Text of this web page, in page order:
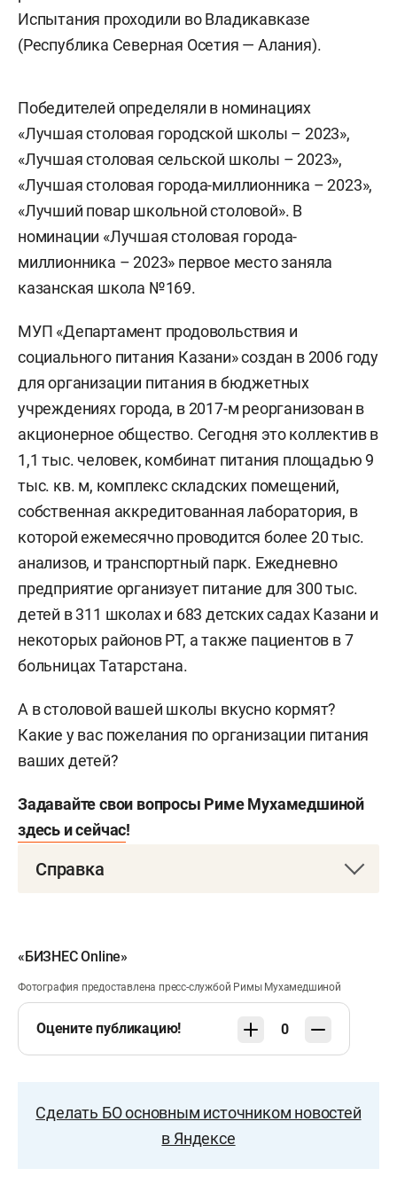
Испытания проходили во Владикавказе
(Республика Северная Осетия — Алания).
Победителей определяли в номинациях
«Лучшая столовая городской школы – 2023»,
«Лучшая столовая сельской школы – 2023»,
«Лучшая столовая города-миллионника – 2023»,
«Лучший повар школьной столовой». В
номинации «Лучшая столовая города-
миллионника – 2023» первое место заняла
казанская школа №169.
МУП «Департамент продовольствия и
социального питания Казани»создан в 2006 году
для организации питания в бюджетных
учреждениях города, в 2017-м реорганизован в
акционерное общество. Сегодня это коллектив в
1,1 тыс. человек, комбинат питания площадью 9
тыс. кв. м, комплекс складских помещений,
собственная аккредитованная лаборатория, в
которой ежемесячно проводится более 20 тыс.
анализов, и транспортный парк. Ежедневно
предприятие организует питание для 300 тыс.
детей в 311 школах и 683 детских садах Казани и
некоторых районов РТ, а также пациентов в 7
больницах Татарстана.
А в столовой вашей школы вкусно кормят?
Какие у вас пожелания по организации питания
ваших детей?
Задавайте свои вопросы Риме Мухамедшиной
здесь и сейчас!
Справка
Альметьевского района ТАССР. Окончила
Казанский финансово-экономический институт
по специальности «бухгалтерский учет, контроль
и анализ ХД» (1992), Казанский государственный
университет по специальности «финансовый
программу подготовки управленческих кадров.
Заслуженный экономист РТ (2013).
«БИЗНЕС Online»
Фотография предоставлена пресс-службой Римы Мухамедшиной
Оцените публикацию! 0
Сделать БО основным источником новостей
в Яндексе